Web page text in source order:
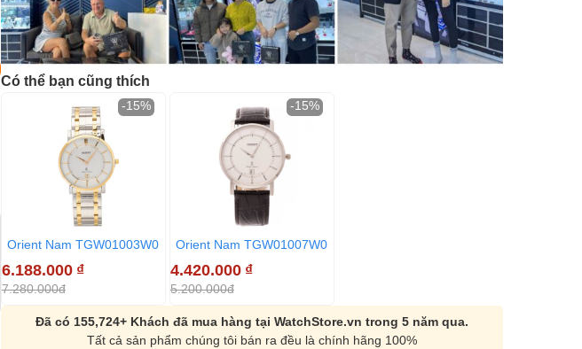
Có thể bạn cũng thích
Orient Nam TGW01003W0
6.188.000 ₫
7.280.000đ
-15%
Orient Nam TGW01007W0
4.420.000 ₫
5.200.000đ
-15%
Đã có 155,724+ Khách đã mua hàng tại WatchStore.vn trong 5 năm qua.
Tất cả sản phẩm chúng tôi bán ra đều là chính hãng 100%